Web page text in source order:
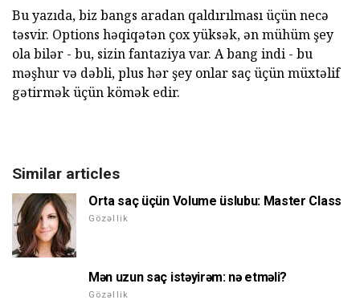
Bu yazıda, biz bangs aradan qaldırılması üçün necə
təsvir. Options həqiqətən çox yüksək, ən mühüm şey
ola bilər - bu, sizin fantaziya var. A bang indi - bu
məşhur və dəbli, plus hər şey onlar saç üçün müxtəlif
gətirmək üçün kömək edir.
Similar articles
Orta saç üçün Volume üslubu: Master Class
Gözəllik
Mən uzun saç istəyirəm: nə etməli?
Gözəllik